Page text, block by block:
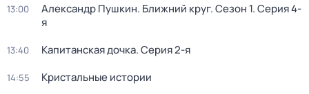
13:00 Александр Пушкин. Ближний круг. Сезон 1. Серия 4-
я
13:40 Капитанская дочка. Серия 2-я
14:55 Кристальные истории